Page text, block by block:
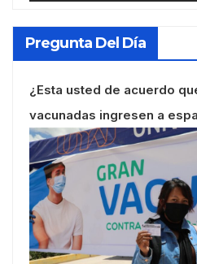
Pregunta Del Día
¿Esta usted de acuerdo
vacunadas ingresen a